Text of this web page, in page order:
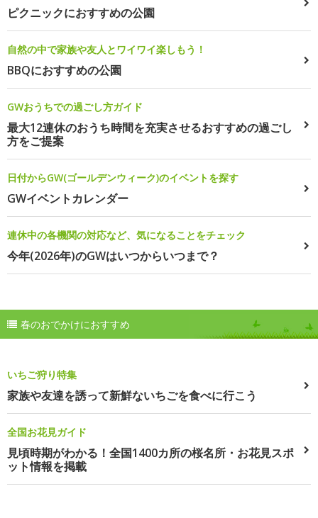
ピクニックにおすすめの公園
自然の中で家族や友人とワイワイ楽しもう！
BBQにおすすめの公園
GWおうちでの過ごし方ガイド
最大12連休のおうち時間を充実させるおすすめの過ごし
方をご提案
日付からGW(ゴールデンウィーク)のイベントを探す
GWイベントカレンダー
連休中の各機関の対応など、気になることをチェック
今年(2026年)のGWはいつからいつまで？
春のおでかけにおすすめ
いちご狩り特集
家族や友達を誘って新鮮ないちごを食べに行こう
全国お花見ガイド
見頃時期がわかる！全国1400カ所の桜名所・お花見スポ
ット情報を掲載